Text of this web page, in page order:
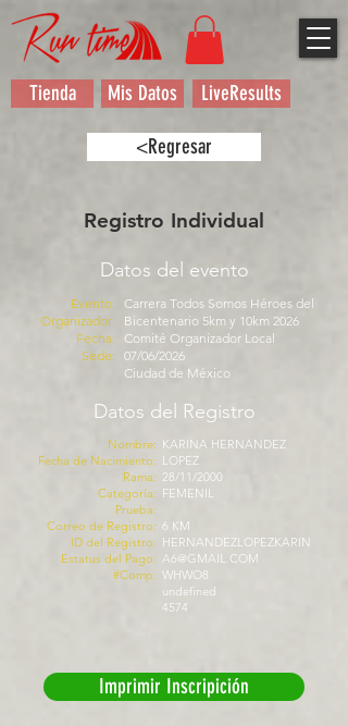
Tienda Mis Datos LiveResults
<Regresar
Registro Individual
Datos del evento
Evento:
Organizador:
Fecha:
Sede:
Carrera Todos Somos Héroes del
Bicentenario 5km y 10km 2026
Comité Organizador Local
07/06/2026
Ciudad de México
Datos del Registro
Nombre:
Fecha de Nacimiento:
Rama:
Categoría:
Prueba:
Correo de Registro:
ID del Registro:
Estatus del Pago:
#Comp:
KARINA HERNANDEZ
LOPEZ
28/11/2000
FEMENIL
6 KM
HERNANDEZLOPEZKARIN
A6@GMAIL.COM
WHWO8
undefined
4574
Imprimir Inscripición